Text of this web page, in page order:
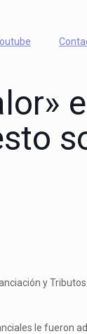
y
le fueron